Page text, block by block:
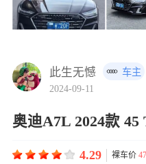
此生无憾
车主
2024-09-11
4.29 裸车价